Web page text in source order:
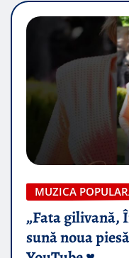
MUZICA
„Fata gilivană,
sună noua